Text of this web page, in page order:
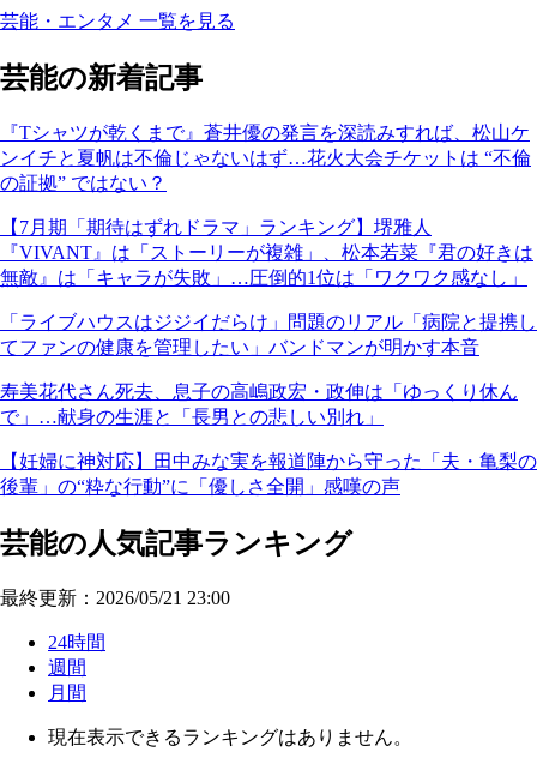
芸能・エンタメ 一覧を見る
芸能の新着記事
『Tシャツが乾くまで』蒼井優の発言を深読みすれば、松山ケ
ンイチと夏帆は不倫じゃないはず…花火大会チケットは “不倫
の証拠” ではない？
【7月期「期待はずれドラマ」ランキング】堺雅人
『VIVANT』は「ストーリーが複雑」、松本若菜『君の好きは
無敵』は「キャラが失敗」…圧倒的1位は「ワクワク感なし」
「ライブハウスはジジイだらけ」問題のリアル「病院と提携し
てファンの健康を管理したい」バンドマンが明かす本音
寿美花代さん死去、息子の高嶋政宏・政伸は「ゆっくり休ん
で」…献身の生涯と「長男との悲しい別れ」
【妊婦に神対応】田中みな実を報道陣から守った「夫・亀梨の
後輩」の“粋な行動”に「優しさ全開」感嘆の声
芸能の人気記事ランキング
最終更新：2026/05/21 23:00
24時間
週間
月間
現在表示できるランキングはありません。